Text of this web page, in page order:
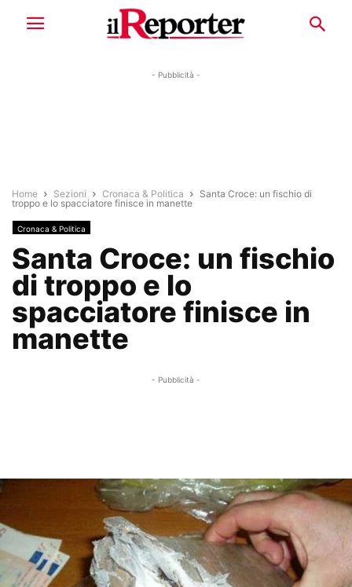
- Pubblicità -
Home Sezioni Cronaca & Politica
Santa Croce: un fischio di
troppo e lo spacciatore finisce in manette
Cronaca & Politica
Santa Croce: un fischio
di troppo e lo
spacciatore finisce in
manette
- Pubblicità -